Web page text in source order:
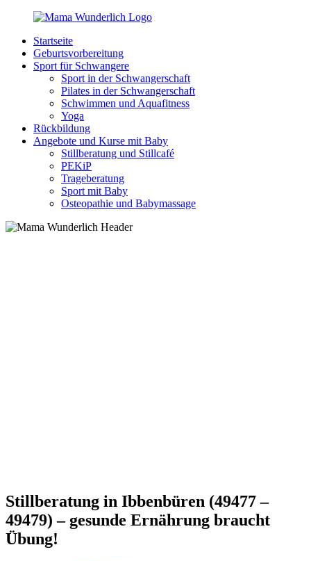
Zurück
Inhalt
MamaWunderlich.de
Mutti
sein
wunderbar!
Startseite
Geburtsvorbereitung
Sport für Schwangere
Sport in der Schwangerschaft
Pilates in der Schwangerschaft
Schwimmen und Aquafitness
Yoga
Rückbildung
Angebote und Kurse mit Baby
Stillberatung und Stillcafé
PEKiP
Trageberatung
Sport mit Baby
Osteopathie und Babymassage
Stillberatung in Ibbenbüren (49477 –
49479) – gesunde Ernährung braucht
Übung!